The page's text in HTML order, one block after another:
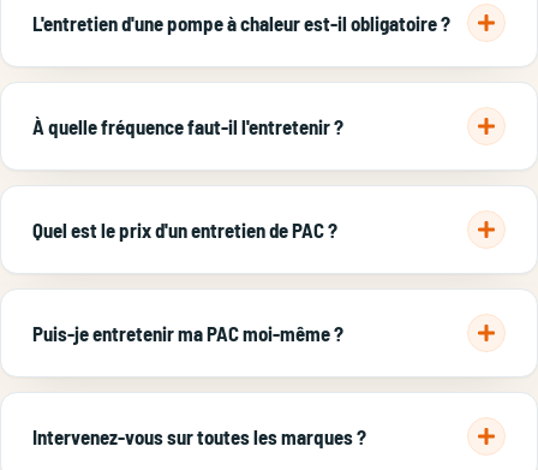
L'entretien d'une pompe à chaleur est-il obligatoire ?
Oui. Le décret 2020-912 impose un entretien tous les 2 ans
recommandé.
À quelle fréquence faut-il l'entretenir ?
Obligation légale tous les 2 ans, mais un passage chaque
année maintient le COP, réduit la conso et prolonge la durée
de vie.
Quel est le prix d'un entretien de PAC ?
Visite ponctuelle ≈ 150 €. Contrat annuel : 150–200 €/an
pour une PAC air/air, 200–280 €/an pour une PAC air/eau,
dépannage prioritaire inclus.
Puis-je entretenir ma PAC moi-même ?
Vous pouvez nettoyer filtres et unité extérieure, mais le
contrôle du fluide et l'attestation doivent être réalisés par un
pro certifié.
Intervenez-vous sur toutes les marques ?